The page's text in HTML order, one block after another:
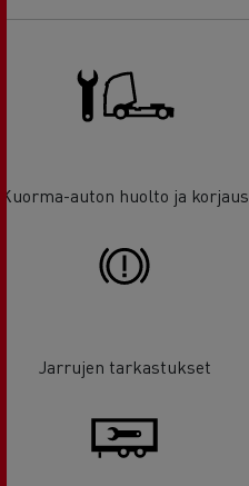
Kuorma-auton huolto ja korjaus
Jarrujen tarkastukset